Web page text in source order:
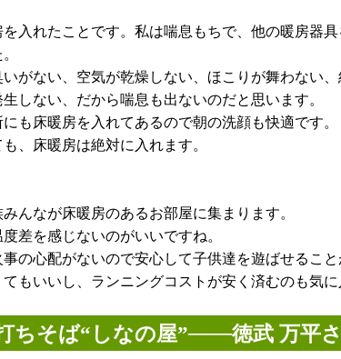
入れたことです。私は喘息もちで、他の暖房器
がない、空気が乾燥しない、ほこりが舞わない
しない、だから喘息も出ないのだと思います。
も床暖房を入れてあるので朝の洗顔も快適です。
、床暖房は絶対に入れます。
んなが床暖房のあるお部屋に集まります。
差を感じないのがいいですね。
の心配がないので安心して子供達を遊ばせること
もいいし、ランニングコストが安く済むのも気に
ちそば“しなの屋”───徳武 万平